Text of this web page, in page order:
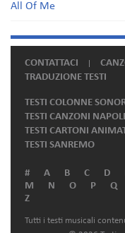
All Of Me
CONTATTACI
TRADUZIONE TESTI
TESTI COLONNE
TESTI CANZONI
TESTI CARTONI
TESTI SANREMO
# A B C D
M
N O P Q
Z
Tutti i testi musicali